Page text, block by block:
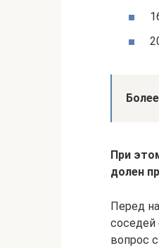
При
долен
Перед
соседей
вопрос